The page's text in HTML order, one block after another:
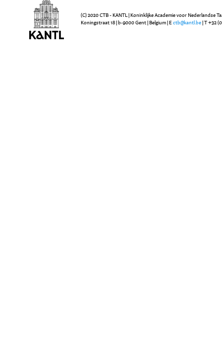
(C) 2020 CTB - KANTL | Koninklijke Academie voor Nederlandse
Koningstraat 18 | b-9000 Gent | Belgium | E ctb@kantl.be | T +32